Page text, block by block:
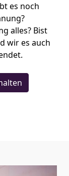
es noch
alles? Bist
wir es auch